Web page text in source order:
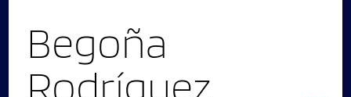
Begoña
Rodríguez